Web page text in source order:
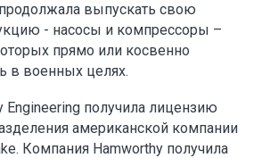
выпускать свою
- насосы и компрессоры –
прямо или косвенно
в военных целях.
Engineering получила лицензию
американской компании
Компания Hamworthy получила